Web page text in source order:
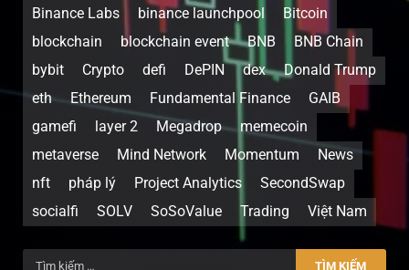
Binance Labs
binance launchpool
Bitcoin
blockchain
blockchain event BNB
BNB Chain
bybit
Crypto defi DePIN dex
Donald Trump
eth
Ethereum Fundamental Finance
GAIB
gamefi
layer 2 Megadrop
memecoin
metaverse
Mind Network Momentum
News
nft
pháp lý Project Analytics
SecondSwap
socialfi
SOLV SoSoValue Trading Việt Nam